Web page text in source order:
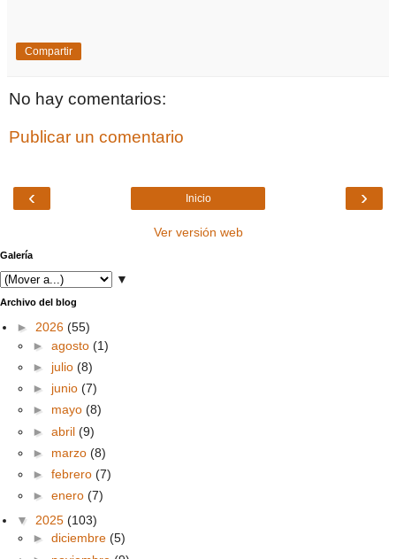
Compartir
No hay comentarios:
Publicar un comentario
‹ ›
Inicio
Ver versión web
Galería
▼
Archivo del blog
► 2026 (55)
► agosto (1)
► julio (8)
► junio (7)
► mayo (8)
► abril (9)
► marzo (8)
► febrero (7)
► enero (7)
▼ 2025 (103)
► diciembre (5)